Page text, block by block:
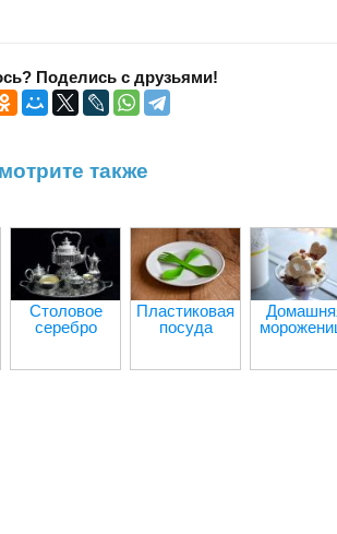
Поделись с друзьями!
также
Столовое
серебро
Пластиковая
посуда